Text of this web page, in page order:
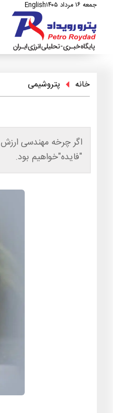
جمعه ۱۶ مرداد ۱۴۰۵ English
خانه پتروشیمی
اگر چرخه مهندسی
"فایده"خواهیم بود.